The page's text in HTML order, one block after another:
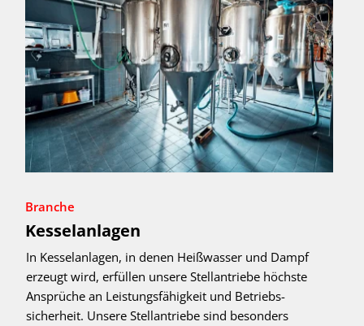
Branche
In Kesselanlagen, in denen Heißwasser und Dampf
erzeugt wird, erfüllen unsere Stellantriebe höchste
Ansprüche an Leistungsfähigkeit und Betriebs-
sicherheit. Unsere Stellantriebe sind besonders
Kesselanlagen